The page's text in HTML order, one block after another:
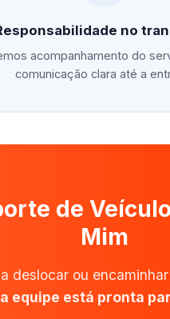
no
acompanhamento do
comunicação clara até a
de
Mim
deslocar ou
equipe está pronta